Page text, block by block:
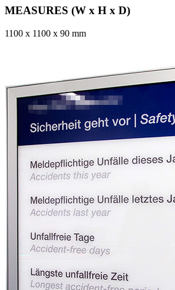
MEASURES (W x H x D)
1100 x 1100 x 90 mm